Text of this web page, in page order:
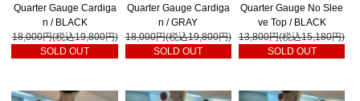
Quarter Gauge Cardiga
n / BLACK
18,000円(税込19,800円)
SOLD OUT
Quarter Gauge Cardiga
n / GRAY
18,000円(税込19,800円)
SOLD OUT
Quarter Gauge No Slee
ve Top / BLACK
13,800円(税込15,180円)
SOLD OUT